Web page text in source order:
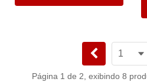
Página 1 de 2, exibindo 8